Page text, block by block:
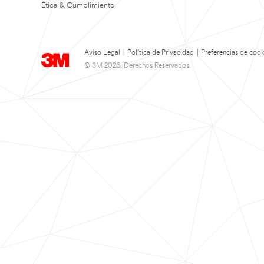
Ética & Cumplimiento
Aviso Legal Política de Privacidad
Preferencias de
© 3M 2026. Derechos Reservados.